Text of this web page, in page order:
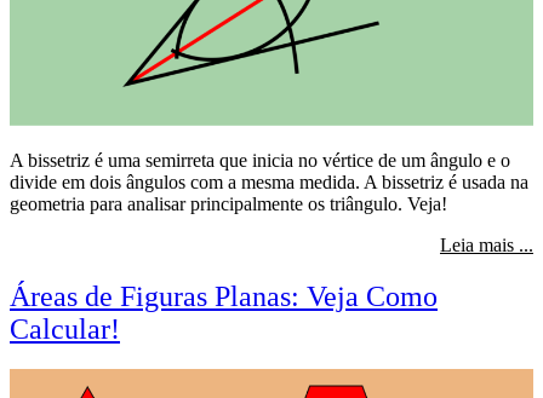
A bissetriz é uma semirreta que inicia no vértice de um ângulo e o
divide em dois ângulos com a mesma medida. A bissetriz é usada na
geometria para analisar principalmente os triângulo. Veja!
Leia mais ...
Áreas de Figuras Planas: Veja Como
Calcular!